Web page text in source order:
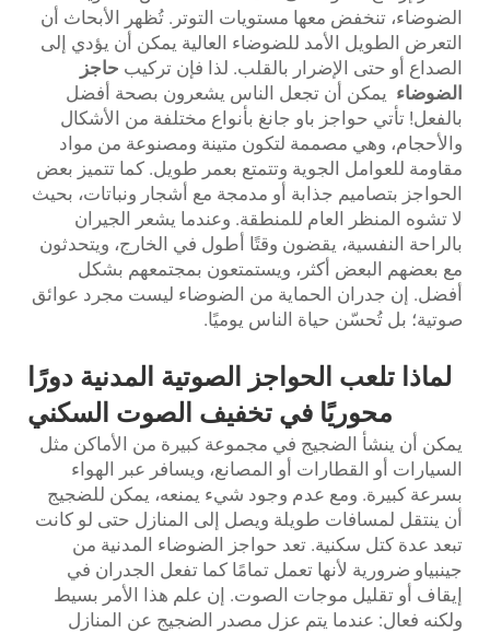
الضوضاء، تنخفض معها مستويات التوتر. تُظهر الأبحاث أن
التعرض الطويل الأمد للضوضاء العالية يمكن أن يؤدي إلى
الصداع أو حتى الإضرار بالقلب. لذا فإن تركيبحاجز
الضوضاء يمكن أن تجعل الناس يشعرون بصحة أفضل
بالفعل! تأتي حواجز باو جانغ بأنواع مختلفة من الأشكال
والأحجام، وهي مصممة لتكون متينة ومصنوعة من مواد
مقاومة للعوامل الجوية وتتمتع بعمر طويل. كما تتميز بعض
الحواجز بتصاميم جذابة أو مدمجة مع أشجار ونباتات، بحيث
لا تشوه المنظر العام للمنطقة. وعندما يشعر الجيران
بالراحة النفسية، يقضون وقتًا أطول في الخارج، ويتحدثون
مع بعضهم البعض أكثر، ويستمتعون بمجتمعهم بشكل
أفضل. إن جدران الحماية من الضوضاء ليست مجرد عوائق
صوتية؛ بل تُحسّن حياة الناس يوميًا.
لماذا تلعب الحواجز الصوتية المدنية دورًا
محوريًا في تخفيف الصوت السكني
يمكن أن ينشأ الضجيج في مجموعة كبيرة من الأماكن مثل
السيارات أو القطارات أو المصانع، ويسافر عبر الهواء
بسرعة كبيرة. ومع عدم وجود شيء يمنعه، يمكن للضجيج
أن ينتقل لمسافات طويلة ويصل إلى المنازل حتى لو كانت
تبعد عدة كتل سكنية. تعد حواجز الضوضاء المدنية من
جينبياو ضرورية لأنها تعمل تمامًا كما تفعل الجدران في
إيقاف أو تقليل موجات الصوت. إن علم هذا الأمر بسيط
ولكنه فعال: عندما يتم عزل مصدر الضجيج عن المنازل